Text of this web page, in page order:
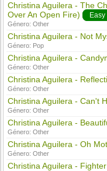
Christina Aguilera - The
Over An Open Fire)
Easy
Género:Other
Christina Aguilera - Not
Género: Pop
Christina Aguilera -
Género:Other
Christina Aguilera -
Género:Other
Christina Aguilera - Can't
Género:Other
Christina Aguilera -
Género:Other
Christina Aguilera - Oh
Género:Other
Christina Aguilera - Fighter